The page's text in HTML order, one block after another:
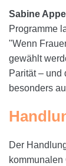
Sabine
Programme
"Wenn
gewählt
Parität – und
besonders
Der